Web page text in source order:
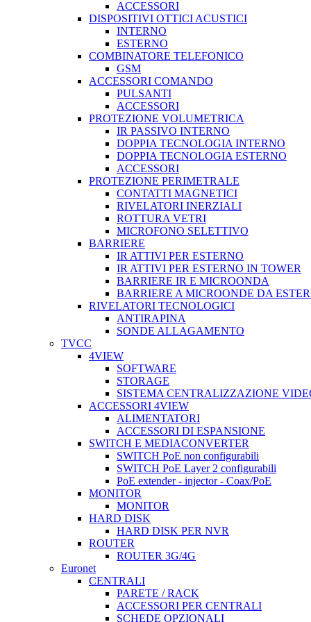
ACCESSORI
DISPOSITIVI OTTICI ACUSTICI
INTERNO
ESTERNO
COMBINATORE TELEFONICO
GSM
ACCESSORI COMANDO
PULSANTI
ACCESSORI
PROTEZIONE VOLUMETRICA
IR PASSIVO INTERNO
DOPPIA TECNOLOGIA INTERNO
DOPPIA TECNOLOGIA ESTERNO
ACCESSORI
PROTEZIONE PERIMETRALE
CONTATTI MAGNETICI
RIVELATORI INERZIALI
ROTTURA VETRI
MICROFONO SELETTIVO
BARRIERE
IR ATTIVI PER ESTERNO
IR ATTIVI PER ESTERNO IN TOWER
BARRIERE IR E MICROONDA
BARRIERE A MICROONDE DA
RIVELATORI TECNOLOGICI
ANTIRAPINA
SONDE ALLAGAMENTO
TVCC
4VIEW
SOFTWARE
STORAGE
SISTEMA CENTRALIZZAZIONE
ACCESSORI 4VIEW
ALIMENTATORI
ACCESSORI DI ESPANSIONE
SWITCH E MEDIACONVERTER
SWITCH PoE non configurabili
SWITCH PoE Layer 2 configurabili
PoE extender - injector - Coax/PoE
MONITOR
MONITOR
HARD DISK
HARD DISK PER NVR
ROUTER
ROUTER 3G/4G
Euronet
CENTRALI
PARETE / RACK
ACCESSORI PER CENTRALI
SCHEDE OPZIONALI